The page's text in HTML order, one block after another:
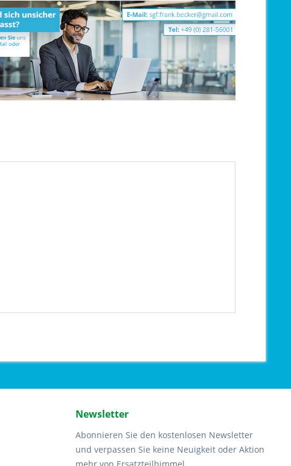
Newsletter
Abonnieren Sie den kostenlosen Newsletter
und verpassen Sie keine Neuigkeit oder Aktion